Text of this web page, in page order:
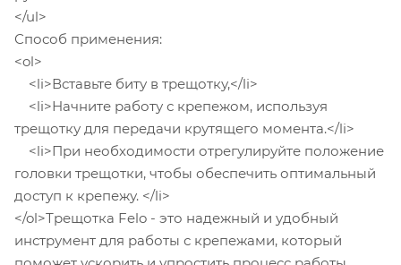
</ul>
Способ применения:
<ol>
<li>Вставьте биту в трещотку,</li>
<li>Начните работу с крепежом, используя
трещотку для передачи крутящего момента.</li>
<li>При необходимости отрегулируйте положение
головки трещотки, чтобы обеспечить оптимальный
доступ к крепежу. </li>
</ol>Трещотка Felo - это надежный и удобный
инструмент для работы с крепежами, который